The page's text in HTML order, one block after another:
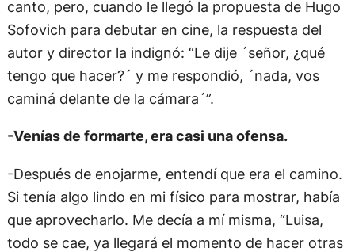
canto, pero, cuando le llegó la propuesta de Hugo
Sofovich para debutar en cine, la respuesta del
autor y director la indignó: “Le dije ´señor, ¿qué
tengo que hacer?´ y me respondió, ´nada, vos
caminá delante de la cámara´”.
-Venías de formarte, era casi una ofensa.
-Después de enojarme, entendí que era el camino.
Si tenía algo lindo en mi físico para mostrar, había
que aprovecharlo. Me decía a mí misma, “Luisa,
todo se cae, ya llegará el momento de hacer otras